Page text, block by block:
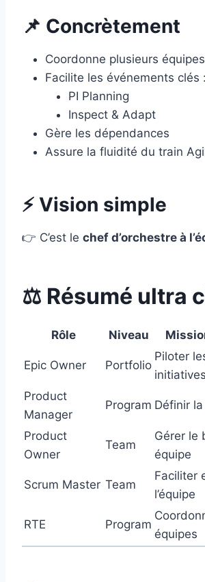
📌 Concrètement
Coordonne plusieurs
Facilite les événements clés :
PI Planning
Inspect & Adapt
Gère les dépendances
Assure la fluidité du train
⚡ Vision simple
👉 C’est le chef d’orchestre à
⚖️ Résumé ultra
Rôle Niveau
Epic Owner Portfolio
Piloter
initiatives
Product
Manager
Program Définir
Product
Owner
Team
Gérer le
équipe
Scrum Master Team
Faciliter
l’équipe
RTE Program
équipes